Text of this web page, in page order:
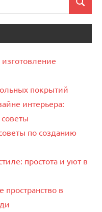
Поиск
покрытий
интерьера:
по созданию
простота и уют в
пространство в